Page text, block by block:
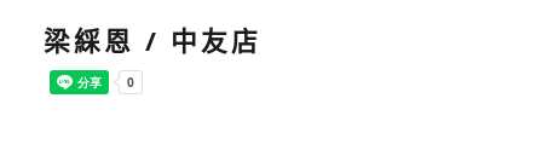
梁綵恩 / 中友店